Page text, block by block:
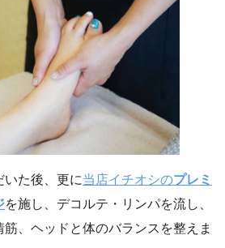
いた後、更に当店イチオシのプレミ
を施し、デコルテ・リンパを流し、
、ヘッドと体のバランスを整えま